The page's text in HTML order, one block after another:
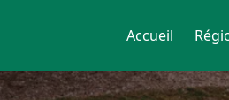
Accueil